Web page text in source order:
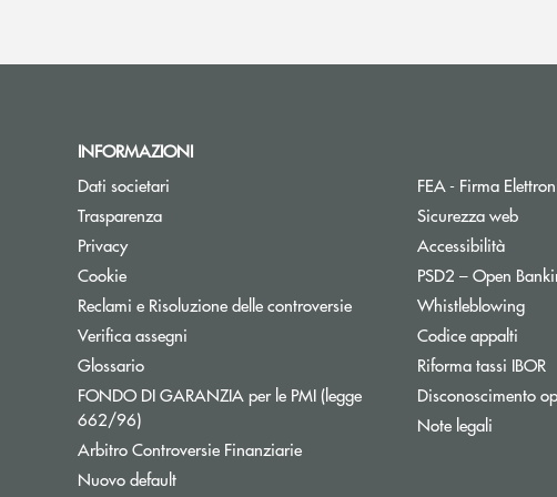
INFORMAZIONI
Dati societari
Trasparenza
PrivacyApre una nuova finestra
Cookie
Reclami e Risoluzione delle controversie
Verifica assegni
GlossarioApre una nuova finestra
FONDO DI GARANZIA per le PMI (legge
662/96)Apre una nuova finestra
Arbitro Controversie FinanziarieApre una nuova finestra
Nuovo default
FEA - Firma
Sicurezza web
Accessibilità
PSD2 – Open
Whistleblowing
Codice appalti
Riforma tassi IBOR
Disconoscimento
Note legali